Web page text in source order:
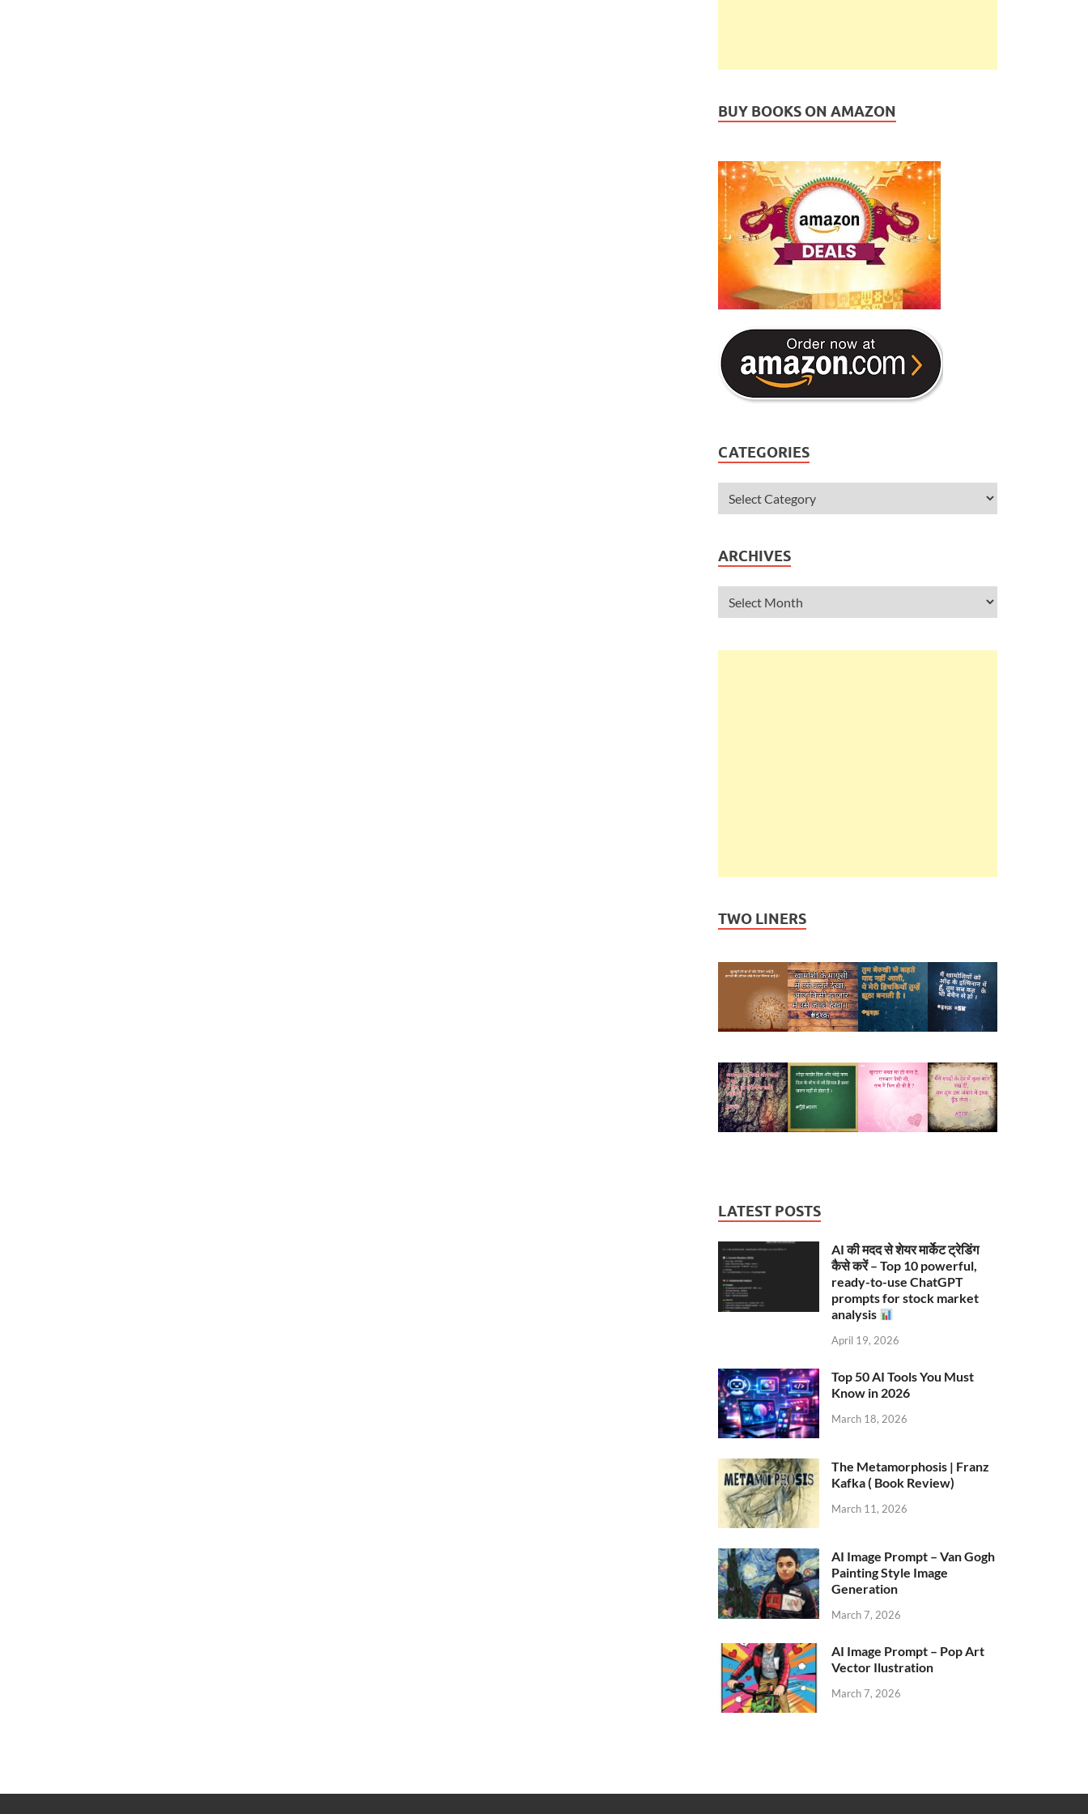
BUY BOOKS ON AMAZON
CATEGORIES
ARCHIVES
TWO LINERS
LATEST POSTS
AI की मदद से शेयर मार्केट ट्रेडिंग
कैसे करें – Top 10 powerful,
ready-to-use ChatGPT
prompts for stock market
analysis
April 19, 2026
Top 50 AI Tools You Must
Know in 2026
March 18, 2026
The Metamorphosis | Franz
Kafka ( Book Review)
March 11, 2026
AI Image Prompt – Van Gogh
Painting Style Image
Generation
March 7, 2026
AI Image Prompt – Pop Art
Vector Ilustration
March 7, 2026